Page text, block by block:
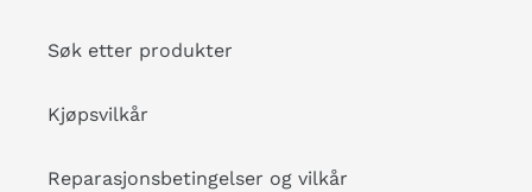
Søk etter produkter
Kjøpsvilkår
Reparasjonsbetingelser og vilkår